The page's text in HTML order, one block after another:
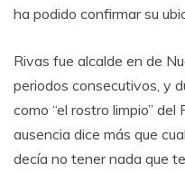
ha podido confirmar su
Rivas fue alcalde en de
periodos consecutivos, y
como “el rostro limpio”
ausencia dice más que
decía no tener nada que